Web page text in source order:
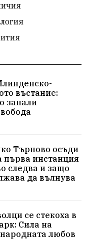
въстание:
запали
Търново осъди
първа инстанция
следва и защо
да вълнува
се стекоха в
Сила на
любов